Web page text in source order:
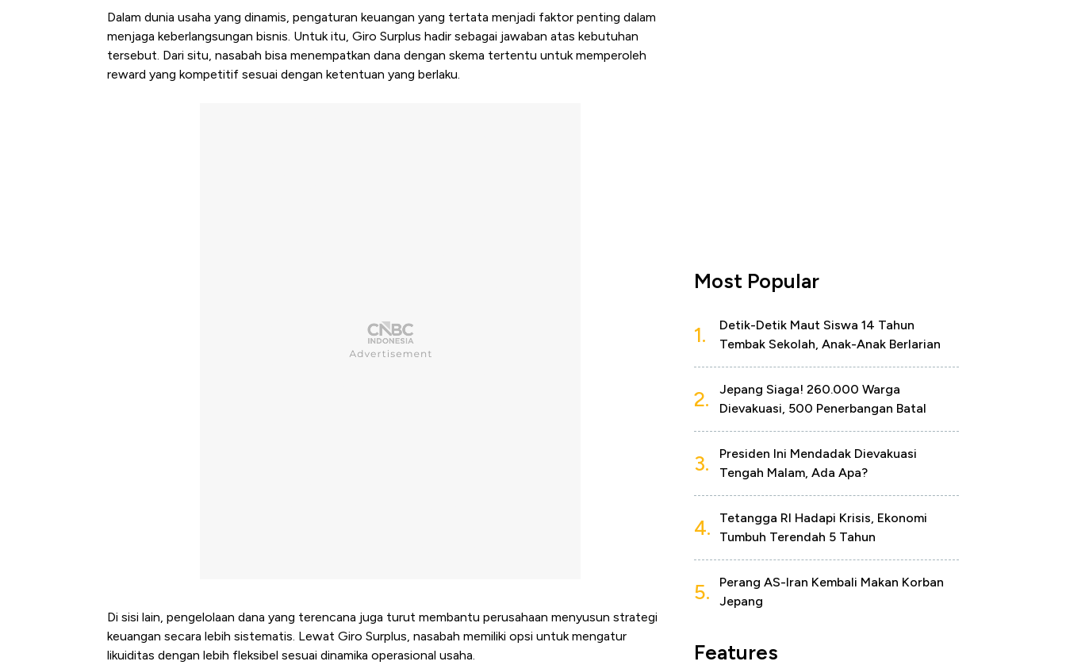
Dalam dunia usaha yang dinamis, pengaturan keuangan yang tertata menjadi faktor penting dalam
menjaga keberlangsungan bisnis. Untuk itu, Giro Surplus hadir sebagai jawaban atas kebutuhan
tersebut. Dari situ, nasabah bisa menempatkan dana dengan skema tertentu untuk memperoleh
reward yang kompetitif sesuai dengan ketentuan yang berlaku.
Di sisi lain, pengelolaan dana yang terencana juga turut membantu perusahaan menyusun strategi
keuangan secara lebih sistematis. Lewat Giro Surplus, nasabah memiliki opsi untuk mengatur
likuiditas dengan lebih fleksibel sesuai dinamika operasional usaha.
Most Popular
1.
Detik-Detik Maut Siswa 14 Tahun
Tembak Sekolah, Anak-Anak Berlarian
2.
Jepang Siaga! 260.000 Warga
Dievakuasi, 500 Penerbangan Batal
3.
Presiden Ini Mendadak Dievakuasi
Tengah Malam, Ada Apa?
4.
Tetangga RI Hadapi Krisis, Ekonomi
Tumbuh Terendah 5 Tahun
5.
Perang AS-Iran Kembali Makan Korban
Jepang
Features